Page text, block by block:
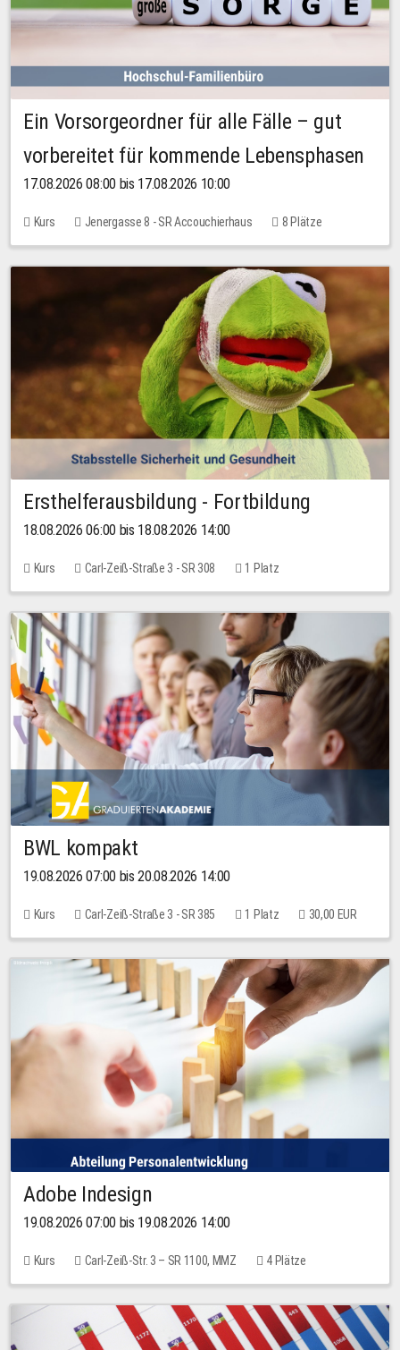
Ein Vorsorgeordner für alle Fälle – gut
vorbereitet für kommende Lebensphasen
17.08.2026 08:00 bis 17.08.2026 10:00
Kurs Jenergasse 8 - SR Accouchierhaus 8 Plätze
Ersthelferausbildung - Fortbildung
18.08.2026 06:00 bis 18.08.2026 14:00
Kurs Carl-Zeiß-Straße 3 - SR 308 1 Platz
BWL kompakt
19.08.2026 07:00 bis 20.08.2026 14:00
Kurs Carl-Zeiß-Straße 3 - SR 385 1 Platz 30,00 EUR
Adobe Indesign
19.08.2026 07:00 bis 19.08.2026 14:00
Kurs Carl-Zeiß-Str. 3 – SR 1100, MMZ 4 Plätze